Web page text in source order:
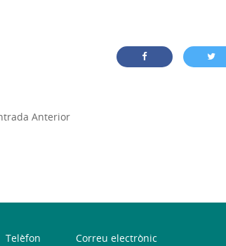
Anterior
Telèfon
Correu electrònic